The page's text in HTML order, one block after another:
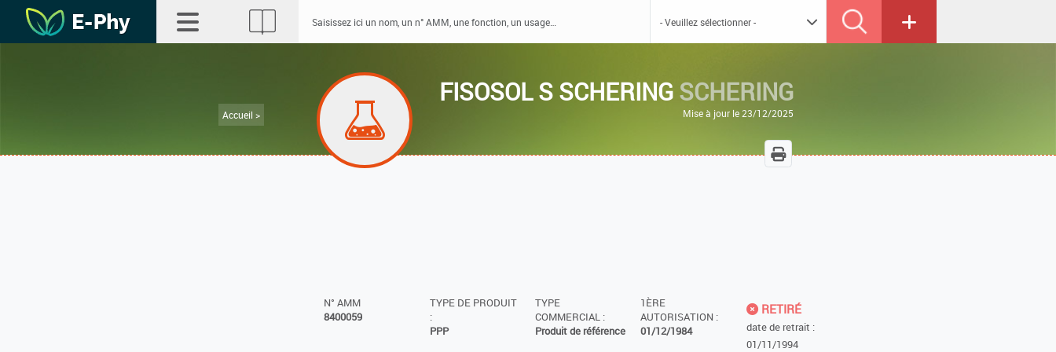
Accueil >
FISOSOL S SCHERINGSCHERING
Mise à jour le 23/12/2025
N° AMM
8400059
TYPE DE PRODUIT
:
PPP
TYPE
COMMERCIAL :
Produit de référence
1ÈRE
AUTORISATION :
01/12/1984
RETIRÉ
date de retrait :
01/11/1994